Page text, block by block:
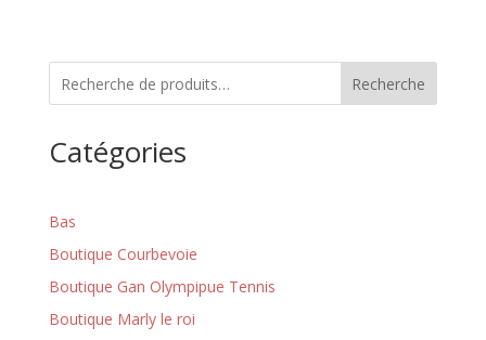
Recherche
Catégories
Bas
Boutique Courbevoie
Boutique Gan Olympipue Tennis
Boutique Marly le roi